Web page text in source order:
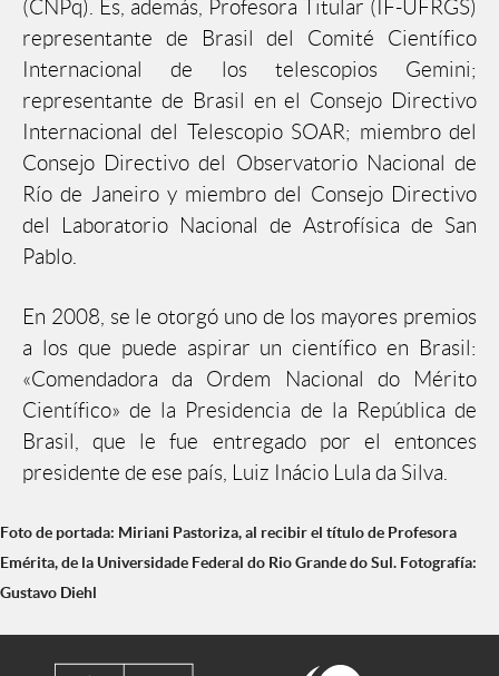
(CNPq). Es, además, Profesora Titular (IF-UFRGS)
representante de Brasil del Comité Científico
Internacional de los telescopios Gemini;
representante de Brasil en el Consejo Directivo
Internacional del Telescopio SOAR; miembro del
Consejo Directivo del Observatorio Nacional de
Río de Janeiro y miembro del Consejo Directivo
del Laboratorio Nacional de Astrofísica de San
Pablo.
En 2008, se le otorgó uno de los mayores premios
a los que puede aspirar un científico en Brasil:
«Comendadora da Ordem Nacional do Mérito
Científico» de la Presidencia de la República de
Brasil, que le fue entregado por el entonces
presidente de ese país, Luiz Inácio Lula da Silva.
Foto de portada: Miriani Pastoriza, al recibir el título de Profesora
Emérita, de la Universidade Federal do Rio Grande do Sul. Fotografía:
Gustavo Diehl